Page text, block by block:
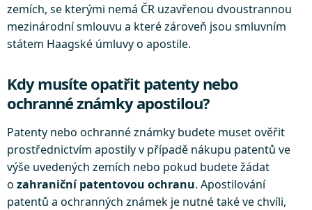
zemích, se kterými nemá ČR uzavřenou dvoustrannou
mezinárodní smlouvu a které zároveň jsou smluvním
státem Haagské úmluvy o apostile.
Kdy musíte opatřit patenty nebo
ochranné známky apostilou?
Patenty nebo ochranné známky budete muset ověřit
prostřednictvím apostily v případě nákupu patentů ve
výše uvedených zemích nebo pokud budete žádat
o zahraniční patentovou ochranu. Apostilování
patentů a ochranných známek je nutné také ve chvíli,